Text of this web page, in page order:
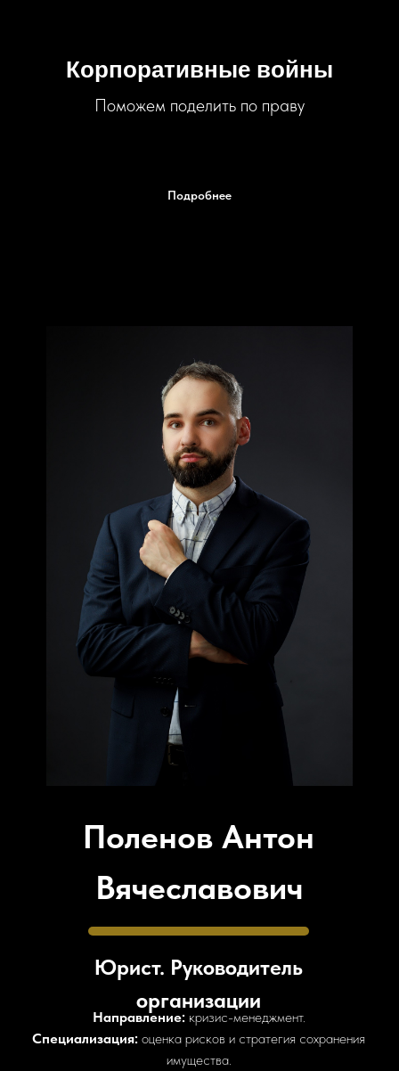
Корпоративные войны
Поможем поделить по праву
Подробнее
Поленов Антон
Вячеславович
Направление: кризис-менеджмент.
Специализация: оценка рисков и стратегия сохранения
имущества.
Юрист. Руководитель
организации